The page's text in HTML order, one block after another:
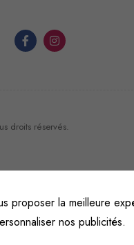
droits réservés.
proposer la meilleure
nos publicités.